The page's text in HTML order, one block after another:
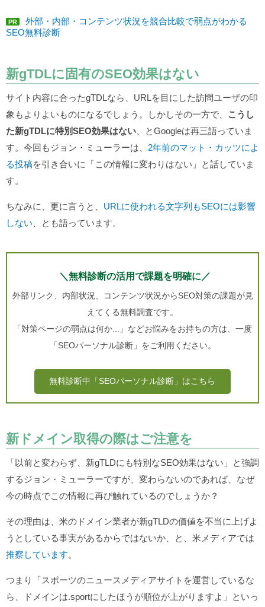
PR
外部・内部・コンテンツ状況を競合比較で弱点がわかる
SEO無料診断
新gTDLに固有のSEO効果はない
サイト内容に合ったgTDLなら、URLを目にした訪問ユーザの印
象もよりよいものになるでしょう。しかしその一方で、 こうし
た新gTDLに特別SEO効果はない 、とGoogleは再三語っていま
す。今回もジョン・ミューラーは、 2年前のマット・カッツによ
る投稿を引き合いに「この情報に変わりはない」と話していま
す。
ちなみに、更に言うと、 URLに使われる文字列もSEOには影響
しない 、とも語っています。
＼無料診断の活用で課題を明確に／
外部リンク、内部状況、コンテンツ状況からSEO対策の課題が見
えてくる無料調査です。
「対策ページの弱点は何か...」などお悩みをお持ちの方は、一度
「SEOパーソナル診断」をご利用ください。
無料診断中「SEOパーソナル診断」はこちら
新ドメイン取得の際はご注意を
「以前と変わらず、新gTLDにも特別なSEO効果はない」と強調
するジョン・ミューラーですが、変わらないのであれば、なぜ
今の時点でこの情報に再び触れているのでしょうか？
その理由は、米のドメイン業者が新gTLDの価値を不当に上げよ
うとしている事実があるからではないか、と、米メディアでは
推察しています。
つまり「スポーツのニュースメディアサイトを運営しているな
ら、ドメインは.sportにしたほうが順位が上がりますよ」といっ